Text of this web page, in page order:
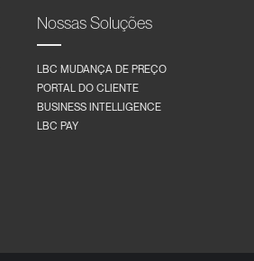
Nossas Soluções
LBC MUDANÇA DE PREÇO
PORTAL DO CLIENTE
BUSINESS INTELLIGENCE
LBC PAY